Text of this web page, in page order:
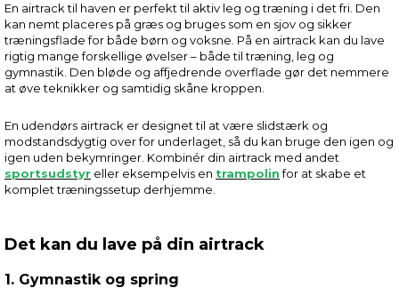
En airtrack til haven er perfekt til aktiv leg og træning i det fri. Den
kan nemt placeres på græs og bruges som en sjov og sikker
træningsflade for både børn og voksne. På en airtrack kan du lave
rigtig mange forskellige øvelser – både til træning, leg og
gymnastik. Den bløde og affjedrende overflade gør det nemmere
at øve teknikker og samtidig skåne kroppen.
En udendørs airtrack er designet til at være slidstærk og
modstandsdygtig over for underlaget, så du kan bruge den igen og
igen uden bekymringer. Kombinér din airtrack med andet
sportsudstyr eller eksempelvis en trampolinfor at skabe et
komplet træningssetup derhjemme.
Det kan du lave på din airtrack
1. Gymnastik og spring